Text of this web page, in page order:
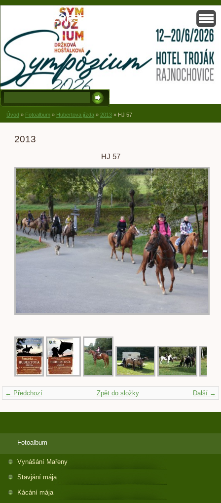
Solisko, zapsaný spolek, Držková
Úvod » Fotoalbum » Hubertova jízda » 2013 » HJ 57
2013
HJ 57
← Předchozí Další →
Zpět do složky
Fotoalbum
Vynášání Mařeny
Stavjání mája
Kácání mája